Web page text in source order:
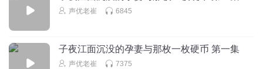
声优老崔 6845
子夜江面沉没的孕妻与那枚一枚硬币 第一集
声优老崔 7375